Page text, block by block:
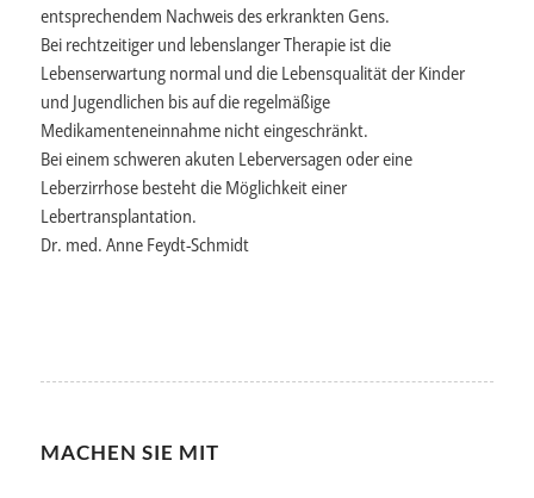
entsprechendem Nachweis des erkrankten Gens.
Bei rechtzeitiger und lebenslanger Therapie ist die
Lebenserwartung normal und die Lebensqualität der Kinder
und Jugendlichen bis auf die regelmäßige
Medikamenteneinnahme nicht eingeschränkt.
Bei einem schweren akuten Leberversagen oder eine
Leberzirrhose besteht die Möglichkeit einer
Lebertransplantation.
Dr. med. Anne Feydt-Schmidt
MACHEN SIE MIT